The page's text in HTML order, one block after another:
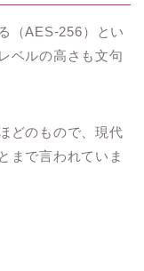
（AES-256）とい
ベルの高さも文句
どのもので、現代
まで言われていま